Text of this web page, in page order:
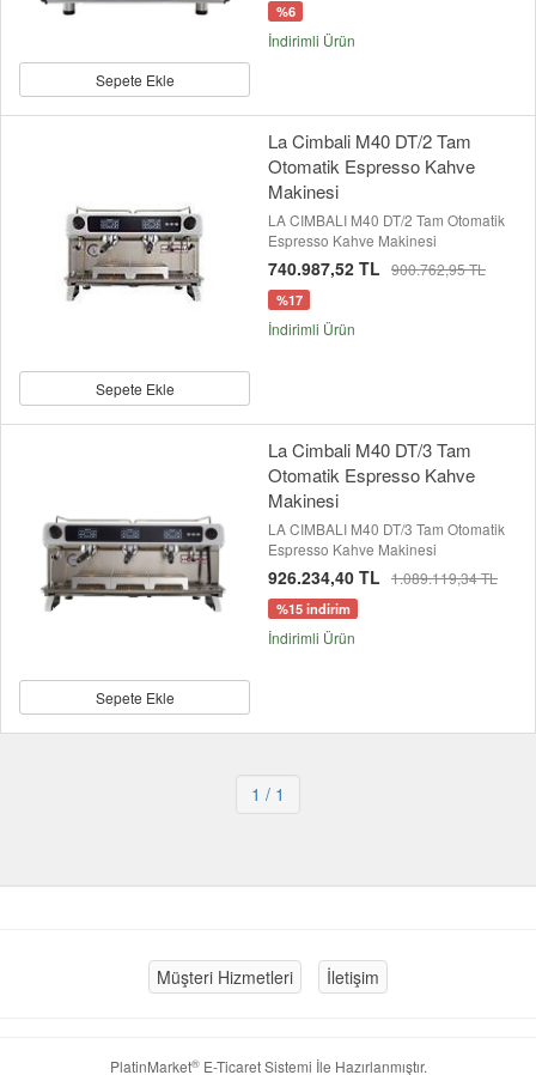
Sepete Ekle
%6
İndirimli Ürün
Sepete Ekle
La Cimbali M40 DT/2 Tam
Otomatik Espresso Kahve
Makinesi
LA CIMBALI M40 DT/2 Tam Otomatik
Espresso Kahve Makinesi
740.987,52 TL 900.762,95 TL
%17
İndirimli Ürün
Sepete Ekle
La Cimbali M40 DT/3 Tam
Otomatik Espresso Kahve
Makinesi
LA CIMBALI M40 DT/3 Tam Otomatik
Espresso Kahve Makinesi
926.234,40 TL 1.089.119,34 TL
%15 indirim
İndirimli Ürün
1 / 1
Müşteri Hizmetleri İletişim
PlatinMarket®E-Ticaret Sistemi İle Hazırlanmıştır.